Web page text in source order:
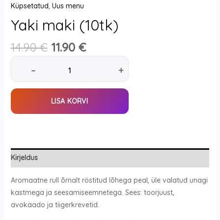
Küpsetatud, Uus menu
Yaki maki (10tk)
14.90€ 11.90 €
– +
LISA KORVI
Kirjeldus
Aromaatne rull õrnalt röstitud lõhega peal, üle valatud unagi
kastmega ja seesamiseemnetega. Sees: toorjuust,
avokaado ja tiigerkrevetid.